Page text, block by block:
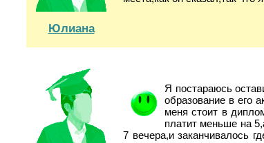
Юлиана
Я постараюсь
образование в его
меня стоит в
платит меньше на
7 вечера,и заканчивалось